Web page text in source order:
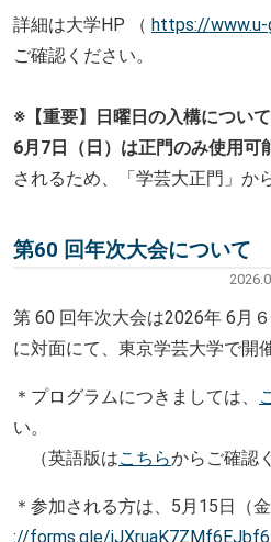
詳細は大学HP （ https://www.u-
ご確認ください。
※【重要】日曜日の入構について
6月7日（日）は正門のみ使用可
されるため、「学芸大正門」か
第60 回年次大会について
第 60 回年次大会は2026年 6月
に対面にて、東京学芸大学で開
＊プログラムにつきましては、
い。
（英語版はこちらからご確認
＊参加される方は、5月15日（
://forms.gle/jJXruaK7ZMf6EJbf6